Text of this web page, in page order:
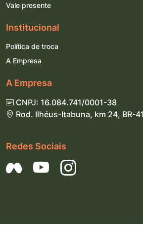
Vale presente
Institucional
Política de troca
A Empresa
A Empresa
CNPJ: 16.084.741/0001-38
Rod. Ilhéus-Itabuna, km 24, BR-
Redes Sociais